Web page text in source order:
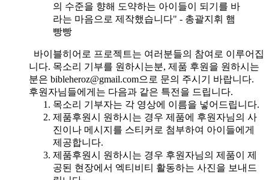
의 수준을 향해 도약하는 아이들이 되기를 바
라는 마음으로 제작했습니다" - 총괄지휘 햄
빵빵
바이블히어로 프로젝트는 여러분들의 참여로 이루어집
니다. 목소리 기부를 원하시는분, 제품 후원을 원하시는
분은 bibleheroz@gmail.com으로 문의 주시기 바랍니다.
후원자님들에게는 다음과 같은 특전을 드립니다.
목소리 기부자는 각 영상에 이름을 넣어드립니다.
제품후원시 원하시는 경우 제품에 후원자님의 사
진이나 메시지를 스티커로 첨부하여 아이들에게
제공합니다.
제품후원시 원하시는 경우 후원자님의 제품이 제
공된 현장에서 엑티비티 활동하는 사진을 보내드